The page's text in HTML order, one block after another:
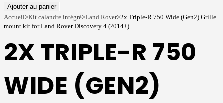
Ajouter au panier
Accueil>Kit calandre intégré>Land Rover>2x Triple-R 750 Wide (Gen2) Grille
mount kit for Land Rover Discovery 4 (2014+)
2X TRIPLE-R 750
WIDE (GEN2)